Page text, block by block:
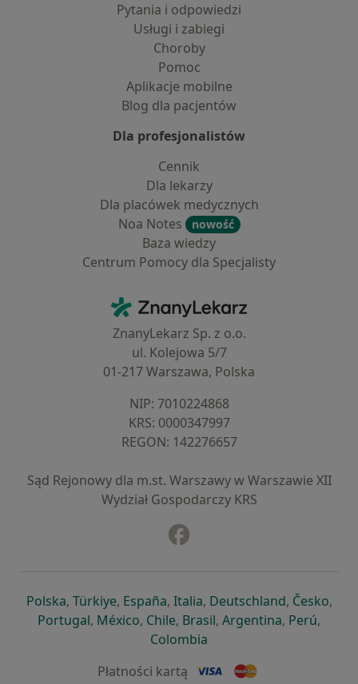
Pytania i odpowiedzi
Usługi i zabiegi
Choroby
Pomoc
Aplikacje mobilne
Blog dla pacjentów
Dla profesjonalistów
Cennik
Dla lekarzy
Dla placówek medycznych
Noa Notes
nowość
Baza wiedzy
Centrum Pomocy dla Specjalisty
ZnanyLekarz - Strona główna
ZnanyLekarz Sp. z o.o.
ul. Kolejowa 5/7
01-217 Warszawa, Polska
NIP: ⁠7010224868
KRS: ⁠0000347997
REGON: ⁠142276657
Sąd Rejonowy dla m.st. Warszawy w Warszawie XII
Wydział Gospodarczy KRS
Polskaotwiera się w nowej karcie
, Türkiyeotwiera się w nowej karcie
, Españaotwiera się w nowej karcie
, Italiaotwiera się w nowej
, Deutschlandotwiera się
, Česko,
Portugalotwiera się w nowej karcie
, Méxicootwiera się w nowej karcie
, Chileotwiera się w nowej karcie
, Brasilotwiera się w nowej
, Argentinaotwiera się
, Perú,
Colombia
Płatności kartą